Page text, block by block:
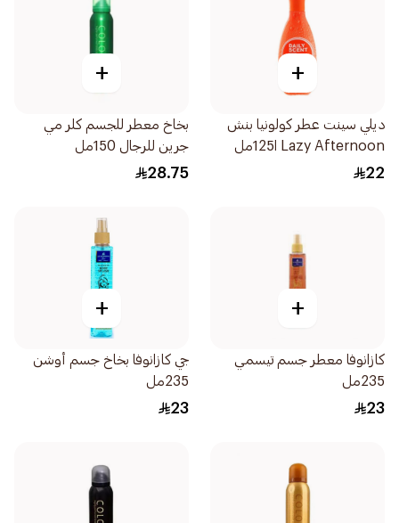
+
ديلي سينت عطر كولونيا بنش
Lazy Afternoon ا125مل
22
+
بخاخ معطر للجسم كلر مي
جرين للرجال 150مل
28.75
+
كازانوفا معطر جسم تيسمي
235مل
23
+
جي كازانوفا بخاخ جسم أوشن
235مل
23